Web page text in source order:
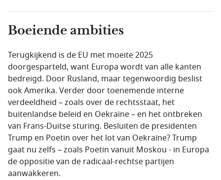
Boeiende ambities
Terugkijkend is de EU met moeite 2025
doorgesparteld, want Europa wordt van alle kanten
bedreigd. Door Rusland, maar tegenwoordig beslist
ook Amerika. Verder door toenemende interne
verdeeldheid – zoals over de rechtsstaat, het
buitenlandse beleid en Oekraïne – en het ontbreken
van Frans-Duitse sturing. Besluiten de presidenten
Trump en Poetin over het lot van Oekraïne? Trump
gaat nu zelfs – zoals Poetin vanuit Moskou - in Europa
de oppositie van de radicaal-rechtse partijen
aanwakkeren.